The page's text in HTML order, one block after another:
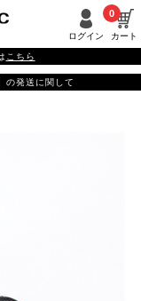
ログイン カート
0
こちら
の発送に関して